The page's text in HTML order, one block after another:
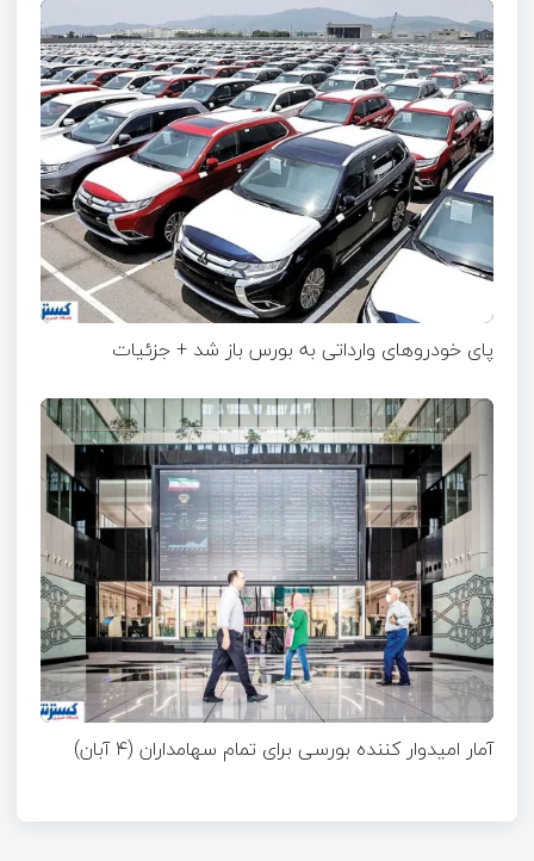
پای خودروهای وارداتی به بورس باز شد + جزئیات
آمار امیدوار کننده بورسی برای تمام سهامداران (۴ آبان)